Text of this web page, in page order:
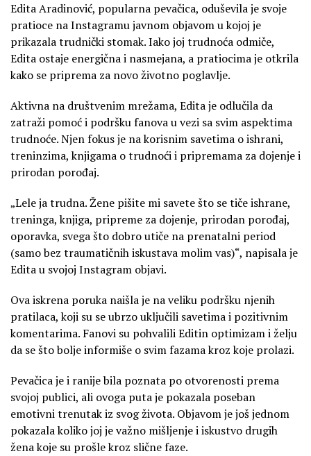
Edita Aradinović, popularna pevačica, oduševila je svoje
pratioce na Instagramu javnom objavom u kojoj je
prikazala trudnički stomak. Iako joj trudnoća odmiče,
Edita ostaje energična i nasmejana, a pratiocima je otkrila
kako se priprema za novo životno poglavlje.
Aktivna na društvenim mrežama, Edita je odlučila da
zatraži pomoć i podršku fanova u vezi sa svim aspektima
trudnoće. Njen fokus je na korisnim savetima o ishrani,
treninzima, knjigama o trudnoći i pripremama za dojenje i
prirodan porođaj.
„Lele ja trudna. Žene pišite mi savete što se tiče ishrane,
treninga, knjiga, pripreme za dojenje, prirodan porođaj,
oporavka, svega što dobro utiče na prenatalni period
(samo bez traumatičnih iskustava molim vas)“, napisala je
Edita u svojoj Instagram objavi.
Ova iskrena poruka naišla je na veliku podršku njenih
pratilaca, koji su se ubrzo uključili savetima i pozitivnim
komentarima. Fanovi su pohvalili Editin optimizam i želju
da se što bolje informiše o svim fazama kroz koje prolazi.
Pevačica je i ranije bila poznata po otvorenosti prema
svojoj publici, ali ovoga puta je pokazala poseban
emotivni trenutak iz svog života. Objavom je još jednom
pokazala koliko joj je važno mišljenje i iskustvo drugih
žena koje su prošle kroz slične faze.